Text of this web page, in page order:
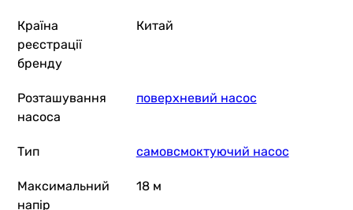
Країна
реєстрації
бренду
Китай
Розташування
насоса
поверхневий насос
Тип самовсмоктуючий насос
Максимальний
напір
18 м